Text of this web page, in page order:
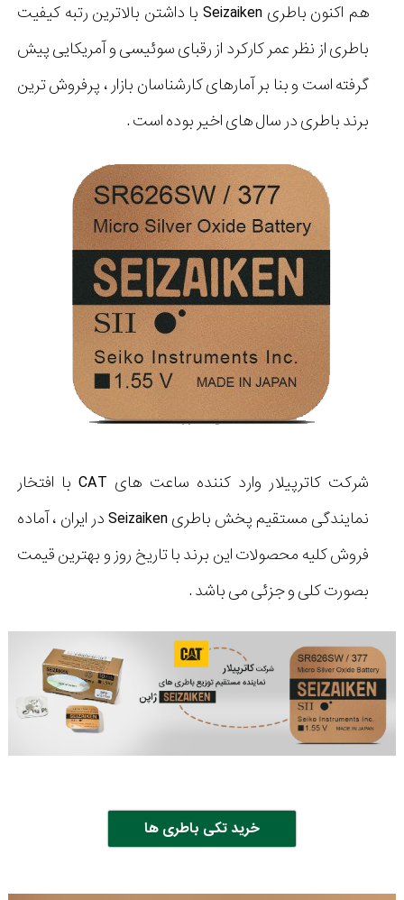
هم اکنون باطری Seizaiken با داشتن بالاترین رتبه کیفیت
باطری از نظر عمر کارکرد از رقبای سوئیسی و آمریکایی پیش
گرفته است و بنا بر آمارهای کارشناسان بازار ، پرفروش ترین
برند باطری در سال های اخیر بوده است .
شرکت کاترپیلار وارد کننده ساعت های CAT با افتخار
نمایندگی مستقیم پخش باطری Seizaiken در ایران ، آماده
فروش کلیه محصولات این برند با تاریخ روز و بهترین قیمت
بصورت کلی و جزئی می باشد .
خرید تکی باطری ها